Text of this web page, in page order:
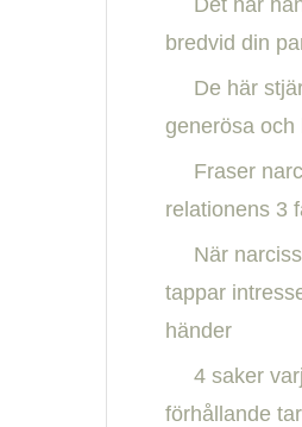
f
r
Det här
bredvid din
De här
generösa och
Fraser
relationens 3
När
tappar
händer
4 saker
förhållande